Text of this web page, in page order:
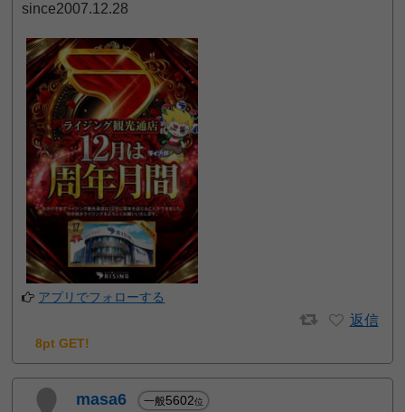
since2007.12.28
アプリでフォローする
返信
8pt GET!
masa6 一般5602位